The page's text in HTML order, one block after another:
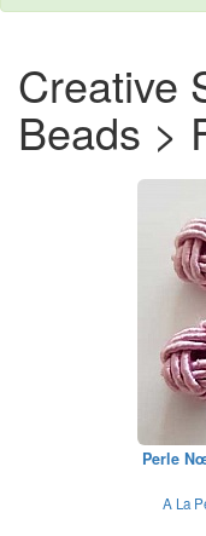
Creative
Beads >
Perle
A La